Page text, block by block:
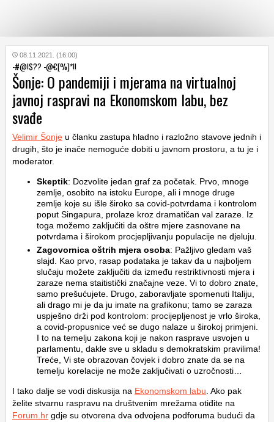
KATEGORIJE
HRVATSKI
WEB
08.11.2021. (16:00)
-#@!$?? -@€[%]*!!
Šonje: O pandemiji i mjerama na virtualnoj
javnoj raspravi na Ekonomskom labu, bez
svađe
Velimir Šonje u članku zastupa hladno i razložno stavove jednih i
drugih, što je inače nemoguće dobiti u javnom prostoru, a tu je i
moderator.
Skeptik: Dozvolite jedan graf za početak. Prvo, mnoge
zemlje, osobito na istoku Europe, ali i mnoge druge
zemlje koje su išle široko sa covid-potvrdama i kontrolom
poput Singapura, prolaze kroz dramatičan val zaraze. Iz
toga možemo zaključiti da oštre mjere zasnovane na
potvrdama i širokom procjepljivanju populacije ne djeluju.
Zagovornica oštrih mjera osoba: Pažljivo gledam vaš
slajd. Kao prvo, rasap podataka je takav da u najboljem
slučaju možete zaključiti da između restriktivnosti mjera i
zaraze nema staitistički značajne veze. Vi to dobro znate,
samo prešućujete. Drugo, zaboravljate spomenuti Italiju,
ali drago mi je da ju imate na grafikonu; tamo se zaraza
uspješno drži pod kontrolom: procijepljenost je vrlo široka,
a covid-propusnice već se dugo nalaze u širokoj primjeni.
I to na temelju zakona koji je nakon rasprave usvojen u
parlamentu, dakle sve u skladu s demokratskim pravilima!
Treće, Vi ste obrazovan čovjek i dobro znate da se na
temelju korelacije ne može zaključivati o uzročnosti…
I tako dalje se vodi diskusija na Ekonomskom labu . Ako pak
želite stvarnu raspravu na društvenim mrežama otiđite na
Forum.hr gdje su otvorena dva odvojena podforuma budući da